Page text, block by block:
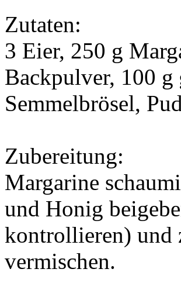
Zutaten:
3 Eier, 250 g
Backpulver, 100 g
Semmelbrösel,
Zubereitung:
Margarine
und Honig
kontrollieren) und
vermischen.